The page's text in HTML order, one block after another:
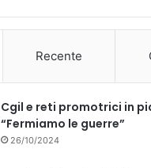
k
Recente
Cgil e reti promotrici in
“Fermiamo le guerre”
26/10/2024